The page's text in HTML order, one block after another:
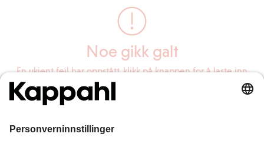
Noe gikk galt
En ukjent feil har oppstått, klikk på knappen for å laste inn
siden på nytt.